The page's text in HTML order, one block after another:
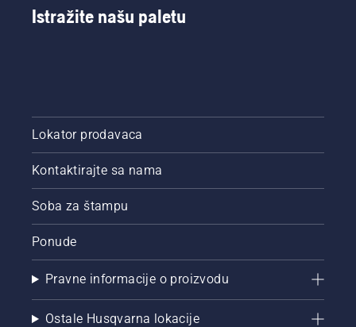
Istražite našu paletu
Lokator prodavaca
Kontaktirajte sa nama
Soba za štampu
Ponude
Pravne informacije o proizvodu
Ostale Husqvarna lokacije